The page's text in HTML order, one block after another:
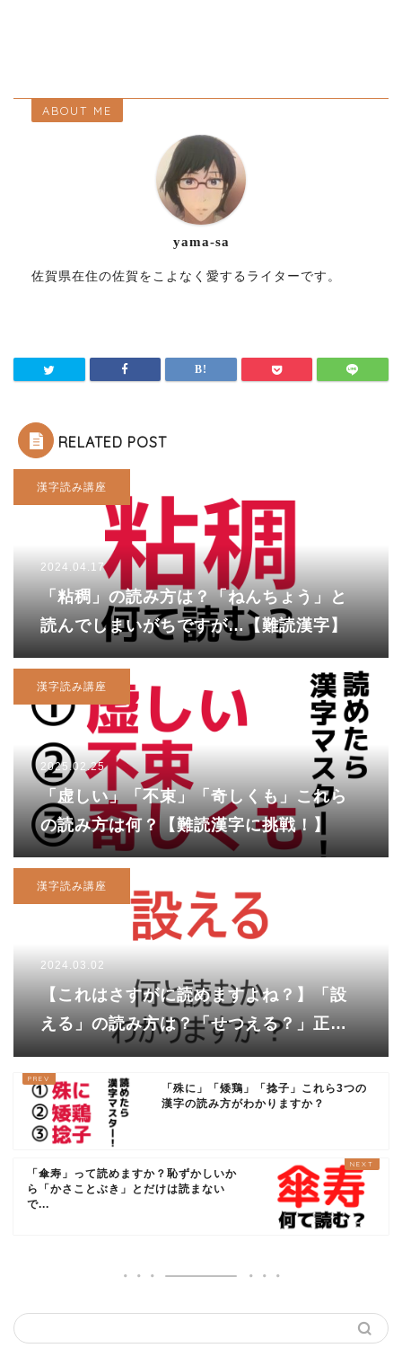
ABOUT ME
yama-sa
佐賀県在住の佐賀をこよなく愛するライターです。
RELATED POST
漢字読み講座
2024.04.17
「粘稠」の読み方は？「ねんちょう」と
読んでしまいがちですが…【難読漢字】
漢字読み講座
2025.02.25
「虚しい」「不束」「奇しくも」これら
の読み方は何？【難読漢字に挑戦！】
漢字読み講座
2024.03.02
【これはさすがに読めますよね？】「設
える」の読み方は？「せつえる？」正解
は5文字のあの言葉！
「殊に」「矮鶏」「捻子」これら3つの
漢字の読み方がわかりますか？
「傘寿」って読めますか？恥ずかしいか
ら「かさことぶき」とだけは読まない
で...